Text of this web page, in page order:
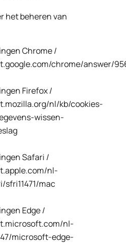
het beheren van
Chrome /
chrome/answer/
Firefox /
nl/kb/cookies-
wissen-
Safari /
nl-
mac
Edge /
nl-
microsoft-edge-